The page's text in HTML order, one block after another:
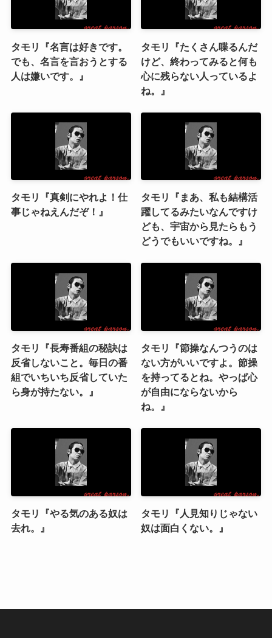
タモリ『名言は好きです。
でも、名言を言おうとする
人は嫌いです。』
タモリ『たくさん喋るんだ
けど、終わってみると何も
心に残らない人っているよ
ね。』
タモリ『真剣にやれよ！仕
事じゃねえんだぞ！』
タモリ『まあ、私も結構活
躍してるみたいなんですけ
ども、宇宙から見たらもう
どうでもいいですね。』
タモリ『長寿番組の秘訣は
反省しないこと。毎日の番
組でいちいち反省していた
ら身が持たない。』
タモリ『節操なんつうのは
ない方がいいですよ。節操
を持ってるとね。やっぱ心
が自由にならないから
ね。』
タモリ『やる気のある奴は
去れ。』
タモリ『人見知りじゃない
奴は面白くない。』